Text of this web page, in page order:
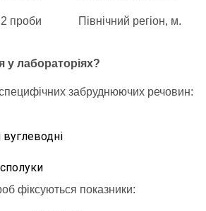
проби Північний регіон, м.
у лабораторіях?
забруднюючих речовин:
вуглеводні
сполуки
фіксуються показники: